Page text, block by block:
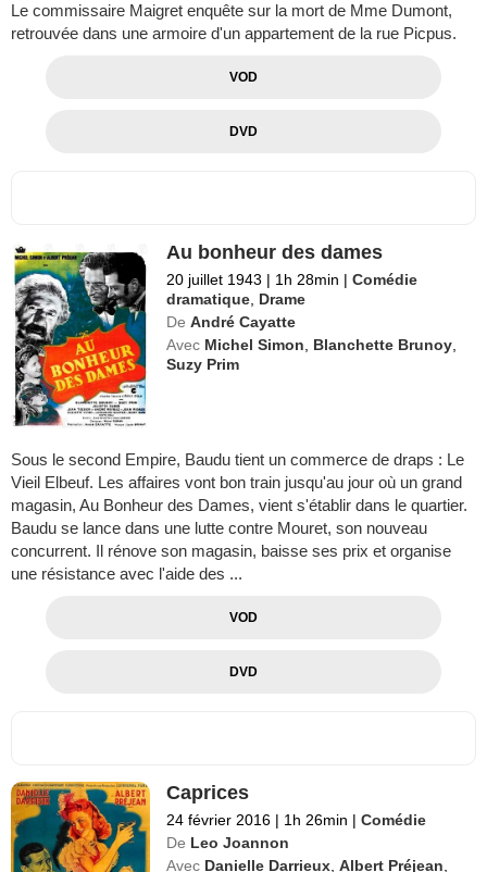
Le commissaire Maigret enquête sur la mort de Mme Dumont,
retrouvée dans une armoire d'un appartement de la rue Picpus.
VOD
DVD
Au bonheur des dames
20 juillet 1943 | 1h 28min | Comédie
dramatique, Drame
De André Cayatte
Avec Michel Simon, Blanchette Brunoy,
Suzy Prim
Sous le second Empire, Baudu tient un commerce de draps : Le
Vieil Elbeuf. Les affaires vont bon train jusqu'au jour où un grand
magasin, Au Bonheur des Dames, vient s'établir dans le quartier.
Baudu se lance dans une lutte contre Mouret, son nouveau
concurrent. Il rénove son magasin, baisse ses prix et organise
une résistance avec l'aide des ...
VOD
DVD
Caprices
24 février 2016 | 1h 26min | Comédie
De Leo Joannon
Avec Danielle Darrieux,Albert Préjean,